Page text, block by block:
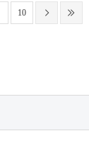
10